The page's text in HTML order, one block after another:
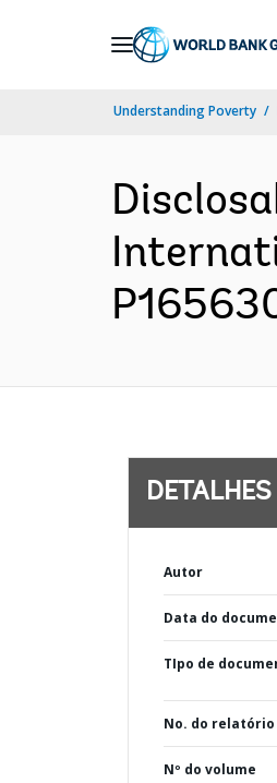
Understanding Poverty
DETALHES
Autor
Data do
TIpo de
No. do relatório
Nº do volume